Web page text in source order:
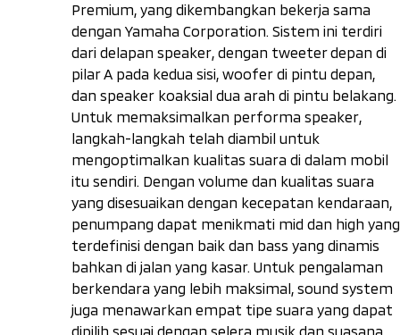
Premium, yang dikembangkan bekerja sama
dengan Yamaha Corporation. Sistem ini terdiri
dari delapan speaker, dengan tweeterdepan di
pilar A pada kedua sisi, woofer di pintu depan,
dan speaker koaksial dua arah di pintu belakang.
Untuk memaksimalkan performa speaker,
langkah-langkah telah diambil untuk
mengoptimalkan kualitas suara di dalam mobil
itu sendiri. Dengan volume dan kualitas suara
yang disesuaikan dengan kecepatan kendaraan,
penumpang dapat menikmati mid dan high yang
terdefinisi dengan baik dan bass yang dinamis
bahkan di jalan yang kasar. Untuk pengalaman
berkendara yang lebih maksimal, sound system
juga menawarkan empat tipe suara yang dapat
dipilih sesuai dengan selera musik dan suasana